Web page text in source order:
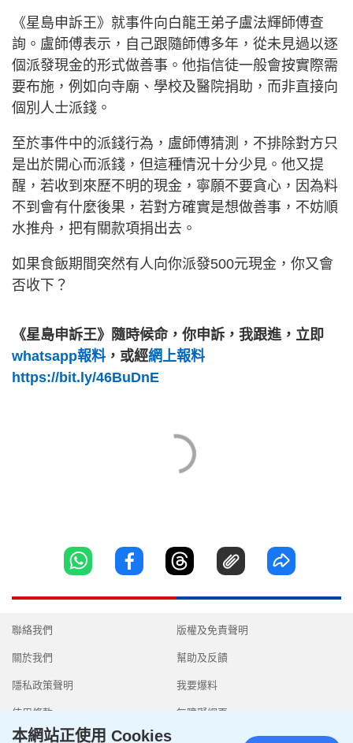
《星島申訴王》就事件向白龍王弟子盧法輝師傅查
詢。盧師傅表示，自己跟隨師傅多年，從未見過以逐
個派發現金的形式做善事。他指信徒一般會按實際需
要布施，例如向寺廟、學校及醫院捐助，而非直接向
個別人士派錢。
至於事件中的派錢行為，盧師傅猜測，不排除對方只
是出於開心而派錢，但這種情況十分少見。他又提
醒，若收到來歷不明的現金，寧願不要貪心，因為料
不到會有什麼後果，若對方確實是想做善事，不妨順
水推舟，把有關款項捐出去。
如果食飯期間突然有人向你派發500元現金，你又會
否收下？
《星島申訴王》隨時候命，你申訴，我跟進，立即
whatsapp報料，或經網上報料
https://bit.ly/46BuDnE
聯絡我們
關於我們
隱私政策聲明
使用條款
版權及免責聲明
幫助及反饋
我要爆料
無障礙網頁
本網站正使用 Cookies